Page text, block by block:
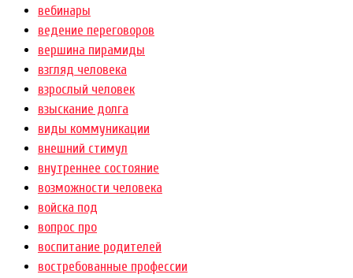
вебинары
ведение переговоров
вершина пирамиды
взгляд человека
взрослый человек
взыскание долга
виды коммуникации
внешний стимул
внутреннее состояние
возможности человека
войска под
вопрос про
воспитание родителей
востребованные профессии